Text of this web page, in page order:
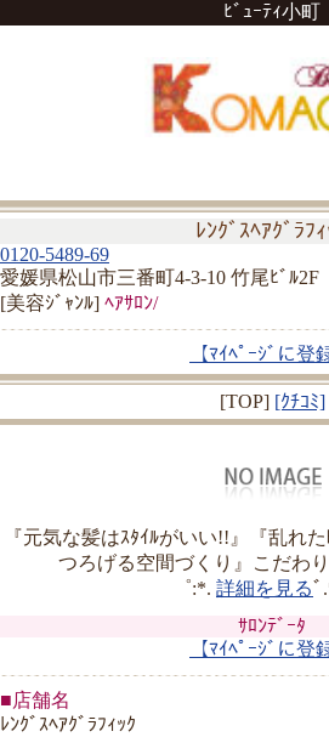
ﾋﾞｭｰﾃｨ小町
ﾚﾝｸﾞｽﾍｱｸﾞﾗﾌ
0120-5489-69
愛媛県松山市三番町4-3-10 竹尾ﾋﾞﾙ2F
[美容ｼﾞｬﾝﾙ] ﾍｱｻﾛﾝ/
【ﾏｲﾍﾟｰｼﾞに登
[TOP] [ｸﾁｺﾐ]
『元気な髪はｽﾀｲﾙがいい!!』『乱れ
つろげる空間づくり』こだわ
゜:*. 詳細を見る
ｻﾛﾝﾃﾞｰﾀ
【ﾏｲﾍﾟｰｼﾞに登
■店舗名
ﾚﾝｸﾞｽﾍｱｸﾞﾗﾌｨｯｸ